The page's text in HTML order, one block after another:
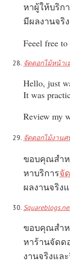
หาผู้ให้บริก
มีผลงานจริ
Feeel free
จัดดอกไม้หน้าเ
Hello, just
It was
Review my
จัดดอกไม้งานศ
ขอบคุณสำห
หาบริการจั
ผลงานจริง
ขอบคุณสำห
หาร้านจัดด
งานจริงแล